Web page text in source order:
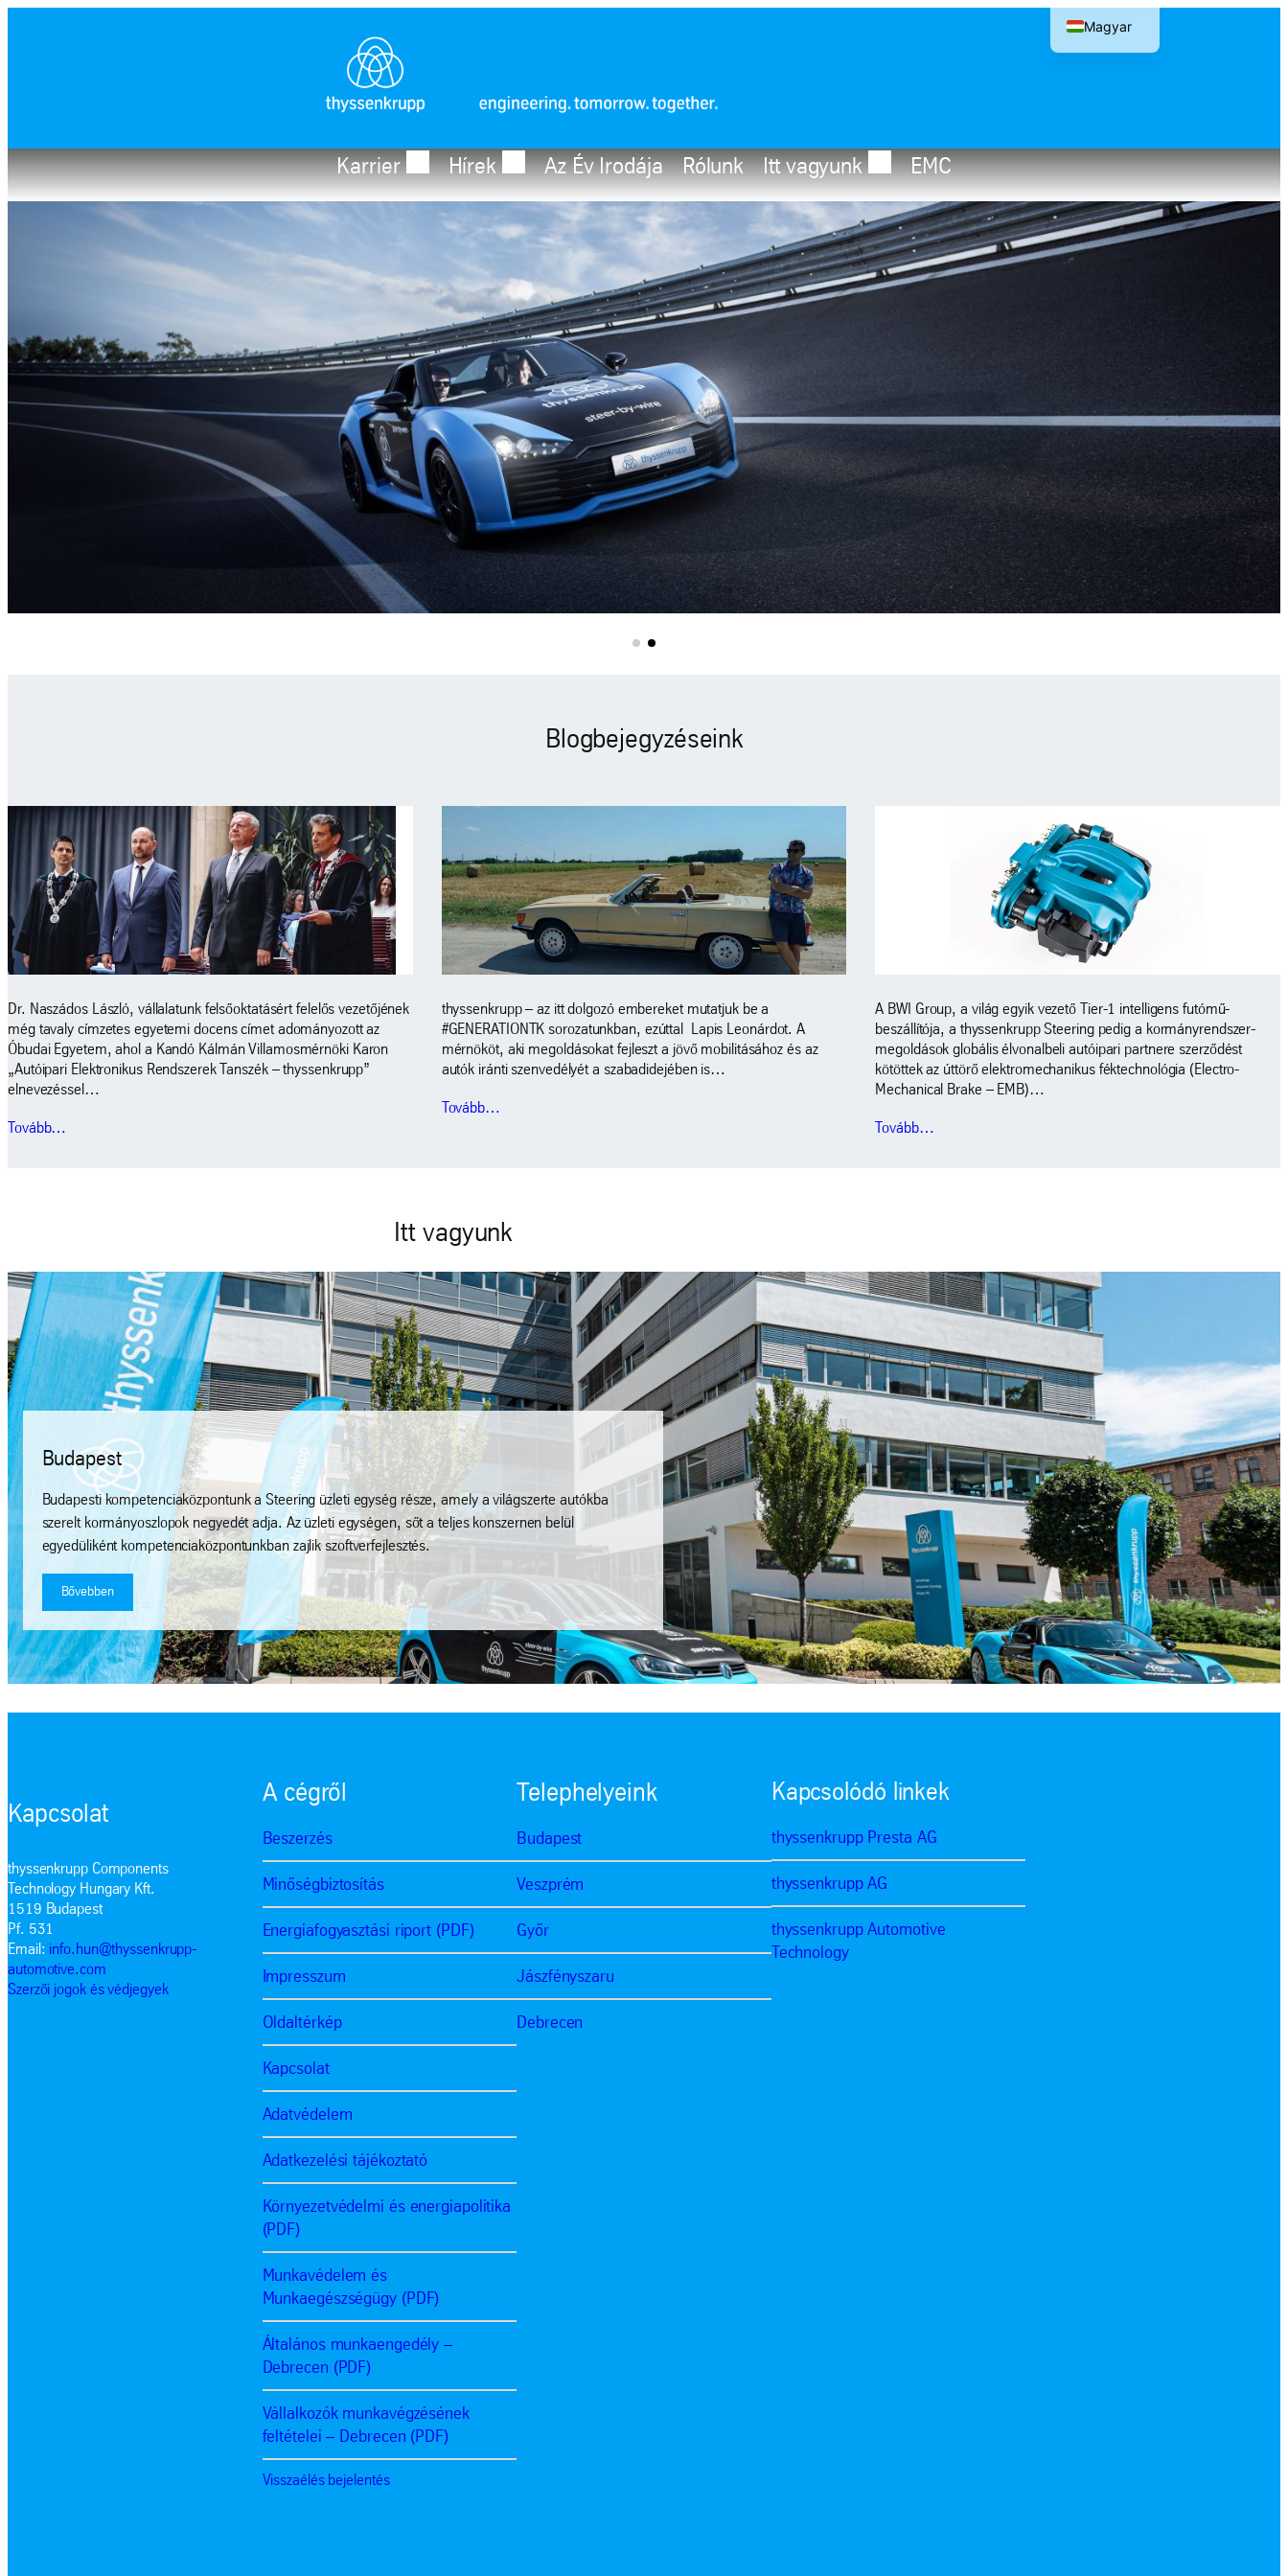
Karrier Hírek Az Év Irodája Rólunk Itt vagyunk EMC
Blogbejegyzéseink
Dr. Naszádos László, vállalatunk felsőoktatásért felelős vezetőjének
még tavaly címzetes egyetemi docens címet adományozott az
Óbudai Egyetem, ahol a Kandó Kálmán Villamosmérnöki Karon
„Autóipari Elektronikus Rendszerek Tanszék – thyssenkrupp”
elnevezéssel…
Tovább…
thyssenkrupp – az itt dolgozó embereket mutatjuk be a
#GENERATIONTK sorozatunkban, ezúttal Lapis Leonárdot. A
mérnököt, aki megoldásokat fejleszt a jövő mobilitásához és az
autók iránti szenvedélyét a szabadidejében is…
Tovább…
A BWI Group, a világ egyik vezető Tier-1 intelligens futómű-
beszállítója, a thyssenkrupp Steering pedig a kormányrendszer-
megoldások globális élvonalbeli autóipari partnere szerződést
kötöttek az úttörő elektromechanikus féktechnológia (Electro-
Mechanical Brake – EMB)…
Tovább…
Itt vagyunk
Budapest
Budapesti kompetenciaközpontunk a Steering üzleti egység része, amely a világszerte autókba
szerelt kormányoszlopok negyedét adja. Az üzleti egységen, sőt a teljes konszernen belül
egyedüliként kompetenciaközpontunkban zajlik szoftverfejlesztés.
Bővebben
Kapcsolat
thyssenkrupp Components
Technology Hungary Kft.
1519 Budapest
Pf. 531
Email: info.hun@thyssenkrupp-
automotive.com
Szerzői jogok és védjegyek
A cégről
Beszerzés
Minőségbiztosítás
Energiafogyasztási riport (PDF)
Impresszum
Oldaltérkép
Kapcsolat
Adatvédelem
Adatkezelési tájékoztató
Környezetvédelmi és energiapolitika
(PDF)
Munkavédelem és
Munkaegészségügy (PDF)
Általános munkaengedély –
Debrecen (PDF)
Vállalkozók munkavégzésének
feltételei – Debrecen (PDF)
Visszaélés bejelentés
Telephelyeink
Budapest
Veszprém
Győr
Jászfényszaru
Debrecen
Kapcsolódó linkek
thyssenkrupp Presta AG
thyssenkrupp AG
thyssenkrupp Automotive
Technology
Magyar
English